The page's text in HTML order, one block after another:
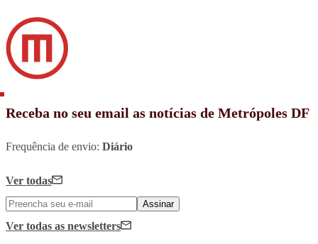
Receba no seu email as notícias de Metrópoles DF
Frequência de envio: Diário
Ver todas
Assinar
Ver todas as newsletters